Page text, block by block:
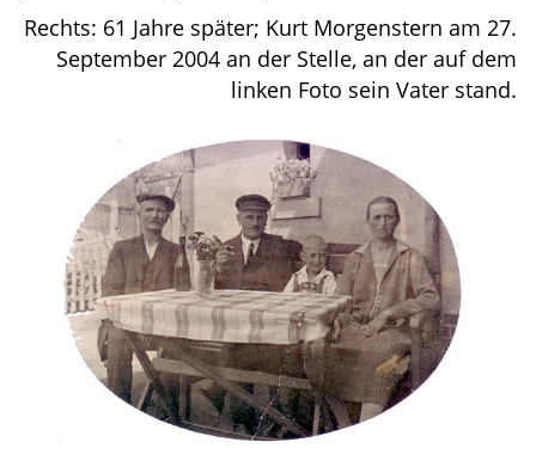
Rechts: 61 Jahre später; Kurt Morgenstern am 27.
September 2004 an der Stelle, an der auf dem
linken Foto sein Vater stand.